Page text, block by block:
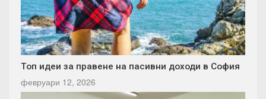
Топ идеи за правене на пасивни доходи в София
февруари 12, 2026